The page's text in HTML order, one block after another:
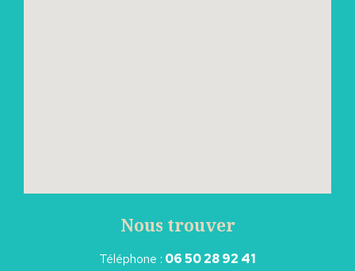
Nous trouver
Téléphone : 06 50 28 92 41